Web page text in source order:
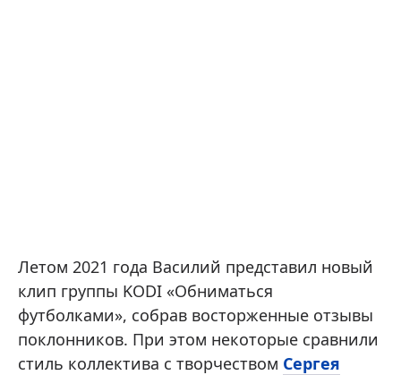
Летом 2021 года Василий представил новый
клип группы KODI «Обниматься
футболками», собрав восторженные отзывы
поклонников. При этом некоторые сравнили
стиль коллектива с творчеством Сергея